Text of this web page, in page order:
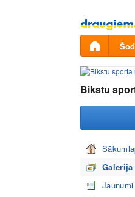
Pāriet
uz
saturu
Bikstu
Galerija
Jaunumi